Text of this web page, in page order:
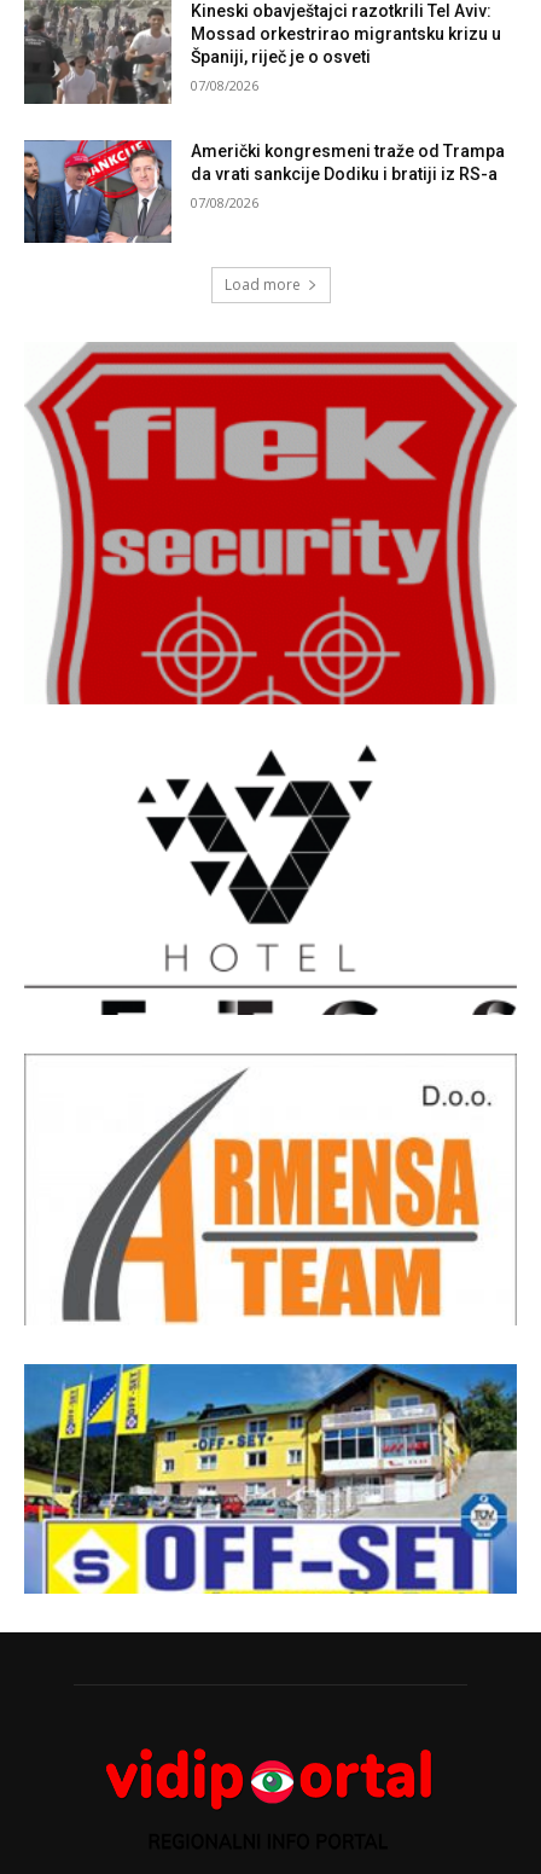
Kineski obavještajci razotkrili Tel Aviv:
Mossad orkestrirao migrantsku krizu u
Španiji, riječ je o osveti
07/08/2026
Američki kongresmeni traže od Trampa
da vrati sankcije Dodiku i bratiji iz RS-a
07/08/2026
Load more